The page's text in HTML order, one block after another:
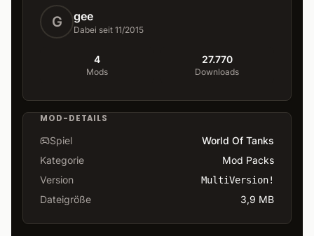
G gee
Dabei seit 11/2015
4
Mods
27.770
Downloads
MOD-DETAILS
Spiel
World Of Tanks
Kategorie
Mod Packs
Version
MultiVersion!
Dateigröße 3,9 MB